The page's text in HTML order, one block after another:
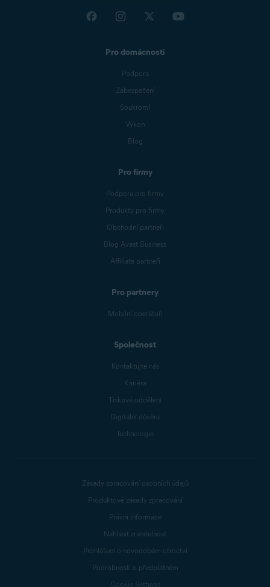
Pro domácnosti
Podpora
Zabezpečení
Soukromí
Výkon
Blog
Pro firmy
Podpora pro firmy
Produkty pro firmy
Obchodní partneři
Blog Avast Business
Affiliate partneři
Pro partnery
Mobilní operátoři
Společnost
Kontaktujte nás
Kariéra
Tiskové oddělení
Digitální důvěra
Technologie
Zásady zpracování osobních údajů
Produktové zásady zpracování
Právní informace
Nahlásit zranitelnost
Prohlášení o novodobém otroctví
Podrobnosti o předplatném
Cookie Settings